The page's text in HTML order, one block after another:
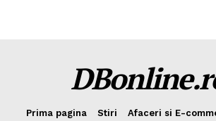
Prima pagina Stiri Afaceri si E-